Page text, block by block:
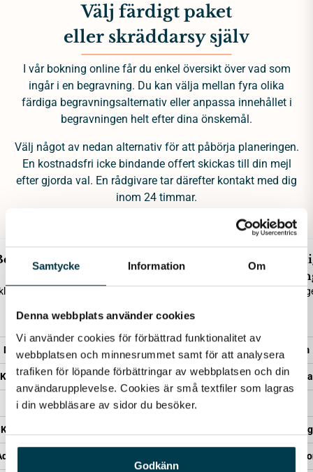
Samtycke Information Om
Denna webbplats använder cookies
Vi använder cookies för förbättrad funktionalitet av
webbplatsen och minnesrummet samt för att analysera
trafiken för löpande förbättringar av webbplatsen och din
användarupplevelse. Cookies är små textfiler som lagras
i din webbläsare av sidor du besöker.
Godkänn
Välj färdigt paket
eller skräddarsy själv
I vår bokning online får du enkel översikt över vad som
ingår i en begravning. Du kan välja mellan fyra olika
färdiga begravningsalternativ eller anpassa innehållet i
begravningen helt efter dina önskemål.
Välj något av nedan alternativ för att påbörja planeringen.
En kostnadsfri icke bindande offert skickas till din mejl
efter gjorda val. En rådgivare tar därefter kontakt med dig
inom 24 timmar.
eller borgerlig
20 940
Minnesrum
Kista – Enkel
Transport
Kistläggning
Begravning
Minnesrum
Kista – Sandholm
Transport
Kistläggning
Representant från Lova
Kyrklig eller
Minnesrum
Kista – Saga
Kistläggning